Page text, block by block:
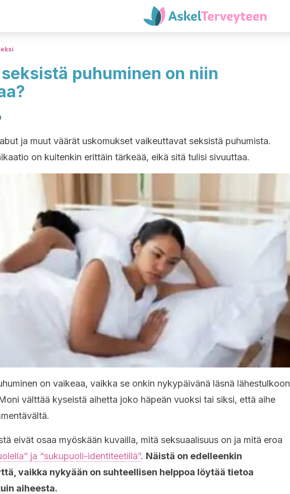
puhuminen on niin
ja muut väärät uskomukset vaikeuttavat seksistä puhumista.
on kuitenkin erittäin tärkeää, eikä sitä tulisi sivuuttaa.
on vaikeaa, vaikka se onkin nykypäivänä läsnä lähestulkoon
välttää kyseistä aihetta joko häpeän vuoksi tai siksi, että aihe
eivät osaa myöskään kuvailla, mitä seksuaalisuus on ja mitä eroa
ja “sukupuoli-identiteetillä”. Näistä on edelleenkin
vaikka nykyään on suhteellisen helppoa löytää tietoa
aiheesta.